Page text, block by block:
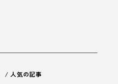
/ 人気の記事